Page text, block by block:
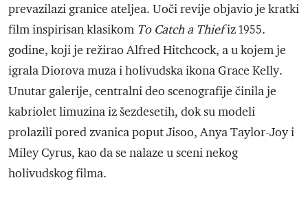
prevazilazi granice ateljea. Uoči revije objavio je kratki
film inspirisan klasikom To Catch a Thiefiz 1955.
godine, koji je režirao Alfred Hitchcock, a u kojem je
igrala Diorova muza i holivudska ikona Grace Kelly.
Unutar galerije, centralni deo scenografije činila je
kabriolet limuzina iz šezdesetih, dok su modeli
prolazili pored zvanica poput Jisoo, Anya Taylor-Joy i
Miley Cyrus, kao da se nalaze u sceni nekog
holivudskog filma.